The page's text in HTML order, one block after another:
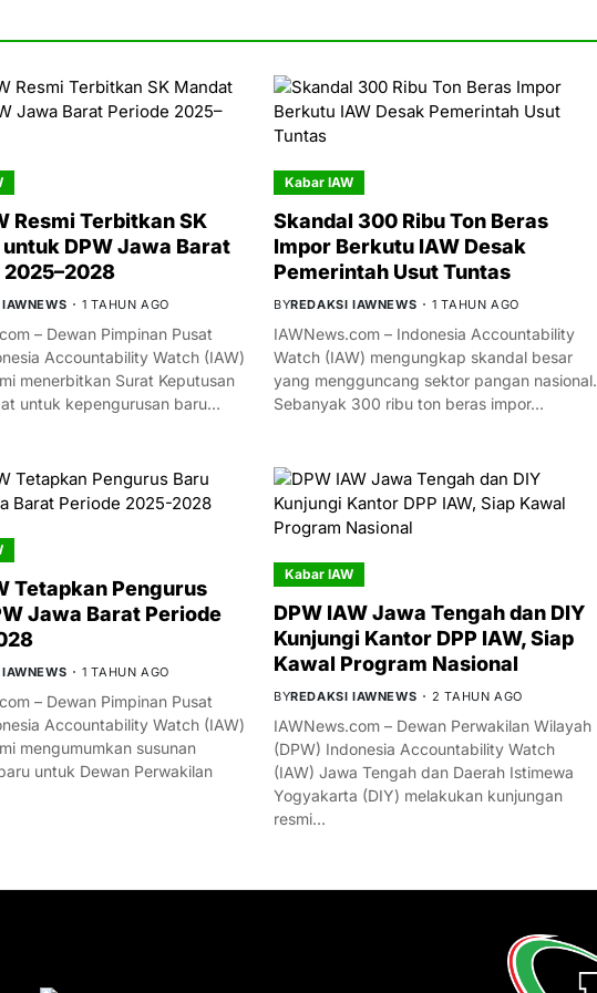
Resmi Terbitkan SK
DPW Jawa Barat
2025–2028
1 TAHUN AGO
– Dewan Pimpinan Pusat
Accountability Watch (IAW)
menerbitkan Surat Keputusan
untuk kepengurusan baru…
Kabar IAW
Skandal 300 Ribu Ton Beras
Impor Berkutu IAW Desak
Pemerintah Usut Tuntas
BYREDAKSI IAWNEWS 1 TAHUN AGO
IAWNews.com – Indonesia Accountability
Watch (IAW) mengungkap skandal besar
yang mengguncang sektor pangan nasional.
Sebanyak 300 ribu ton beras impor…
Tetapkan Pengurus
Jawa Barat Periode
1 TAHUN AGO
– Dewan Pimpinan Pusat
Accountability Watch (IAW)
mengumumkan susunan
untuk Dewan Perwakilan
Kabar IAW
DPW IAW Jawa Tengah dan DIY
Kunjungi Kantor DPP IAW, Siap
Kawal Program Nasional
BYREDAKSI IAWNEWS 2 TAHUN AGO
IAWNews.com – Dewan Perwakilan Wilayah
(DPW) Indonesia Accountability Watch
(IAW) Jawa Tengah dan Daerah Istimewa
Yogyakarta (DIY) melakukan kunjungan
resmi…